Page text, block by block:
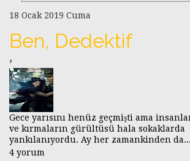
18 Ocak 2019 Cuma
Ben, Dedektif
›
Gece yarısını henüz geçmişti ama
ve kırmaların gürültüsü hala sokaklarda
yankılanıyordu. Ay her zamankinden da...
4 yorum